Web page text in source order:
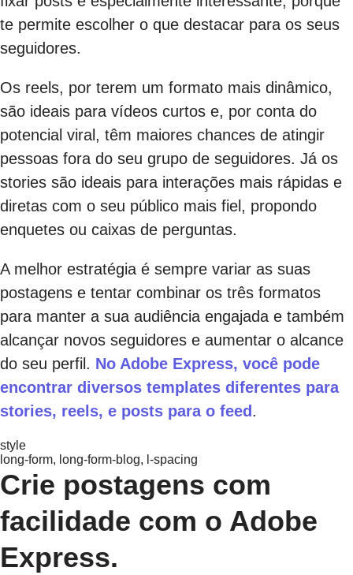
te permite escolher o que destacar para os seus
seguidores.
Os reels, por terem um formato mais dinâmico,
são ideais para vídeos curtos e, por conta do
potencial viral, têm maiores chances de atingir
pessoas fora do seu grupo de seguidores. Já os
stories são ideais para interações mais rápidas e
diretas com o seu público mais fiel, propondo
enquetes ou caixas de perguntas.
A melhor estratégia é sempre variar as suas
postagens e tentar combinar os três formatos
para manter a sua audiência engajada e também
alcançar novos seguidores e aumentar o alcance
do seu perfil. No Adobe Express, você pode
encontrar diversos templates diferentes para
stories, reels, e posts para o feed .
style
long-form, long-form-blog, l-spacing
Crie postagens com
facilidade com o Adobe
Express.